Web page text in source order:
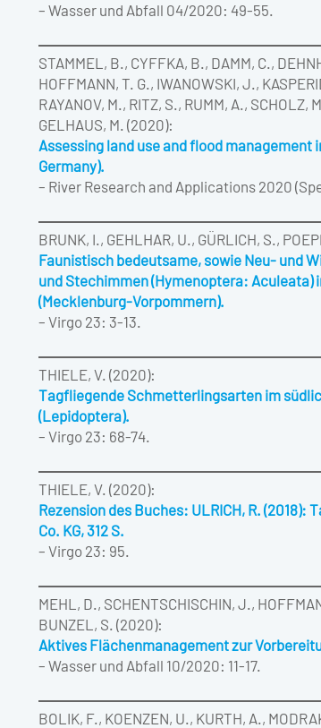
– Wasser und Abfall 04/2020: 49-55.
STAMMEL, B., CYFFKA, B., DAMM, C.,
HOFFMANN, T. G., IWANOWSKI, J.,
RAYANOV, M., RITZ, S., RUMM, A.,
GELHAUS, M. (2020):
Assessing land use and flood management
Germany).
– River Research and Applications 2020
BRUNK, I., GEHLHAR, U., GÜRLICH, S.,
Faunistisch bedeutsame, sowie Neu- und
und Stechimmen (Hymenoptera: Aculeata)
(Mecklenburg-Vorpommern).
– Virgo 23: 3-13.
THIELE, V. (2020):
Tagfliegende Schmetterlingsarten im
(Lepidoptera).
– Virgo 23: 68-74.
THIELE, V. (2020):
Rezension des Buches: ULRICH, R.
Co. KG, 312 S.
– Virgo 23: 95.
MEHL, D., SCHENTSCHISCHIN, J.,
BUNZEL, S. (2020):
Aktives Flächenmanagement zur
– Wasser und Abfall 10/2020: 11-17.
BOLIK, F., KOENZEN, U., KURTH, A.,